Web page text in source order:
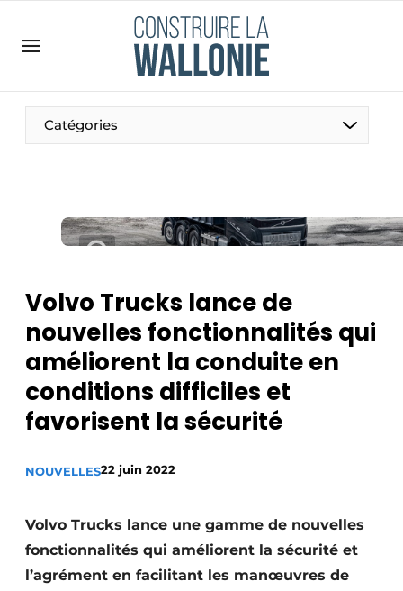
Emploi
Enregistrer une offre d’emploi
Meest gelezen
Podcasts
Privacy / Cookie statement
S’inscrire à l’événement
S’inscrire
Termes et conditions
Catégories
Construction bois
Contrôle d’accès
Volvo Trucks lance de
nouvelles fonctionnalités qui
améliorent la conduite en
conditions difficiles et
favorisent la sécurité
NOUVELLES22 juin 2022
Volvo Trucks lance une gamme de nouvelles
fonctionnalités qui améliorent la sécurité et
l’agrément en facilitant les manœuvres de